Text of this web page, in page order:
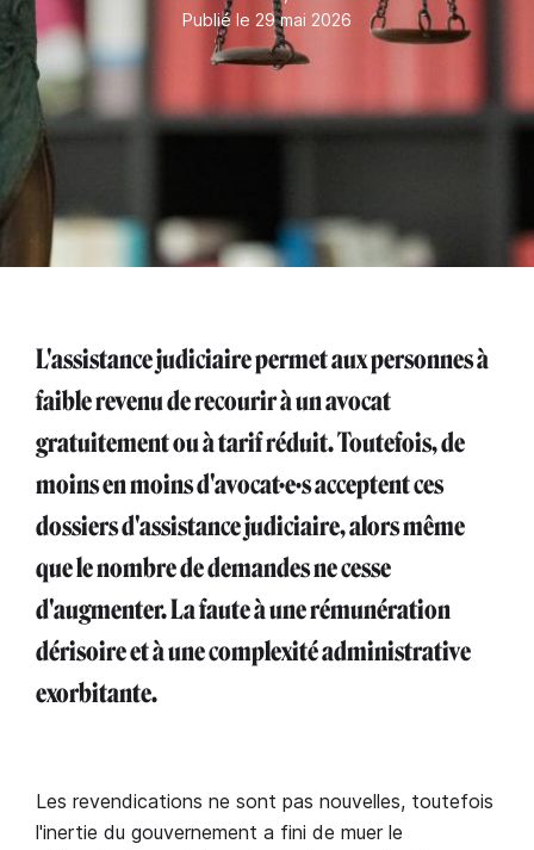
Publié le 29 mai 2026
L'assistance judiciaire permet aux personnes à
faible revenu de recourir à un avocat
gratuitement ou à tarif réduit. Toutefois, de
moins en moins d'avocat·e·s acceptent ces
dossiers d'assistance judiciaire, alors même
que le nombre de demandes ne cesse
d'augmenter. La faute à une rémunération
dérisoire et à une complexité administrative
exorbitante.
Les revendications ne sont pas nouvelles, toutefois
l'inertie du gouvernement a fini de muer le